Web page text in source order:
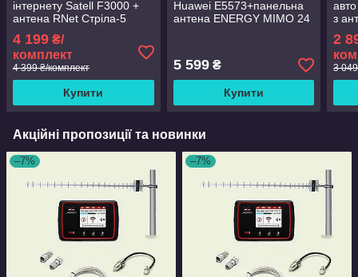
інтернету Satell F3000 +
антена RNet Стріла-5
MIMO 2×20 дБ до 150
Мбіт/с
4 199 ₴/
комплект
4 399 ₴/комплект
Купити
Huawei E5573+панельна
антена ENERGY MIMO 24
5 599₴
Купити
з
2
3
Акційні пропозиції та новинки
–7% –7%